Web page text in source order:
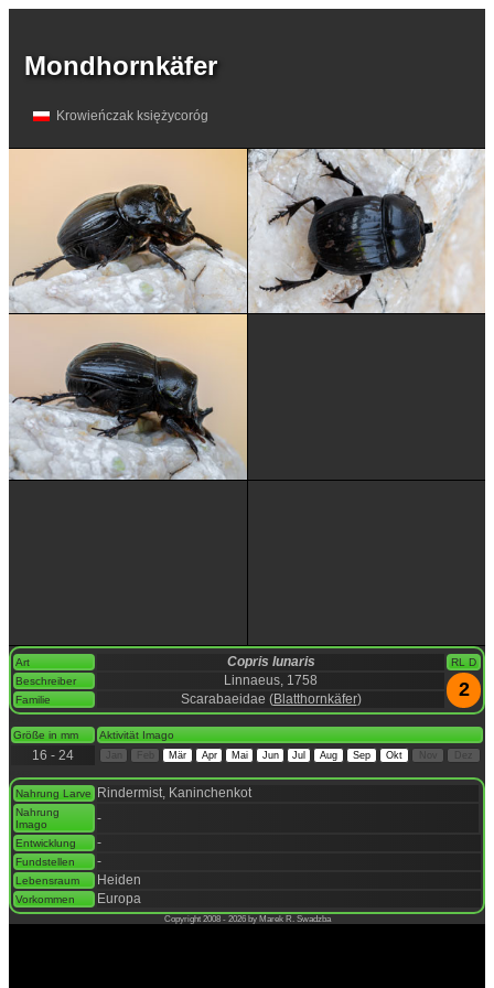
Mondhornkäfer
Krowieńczak księżycoróg
Art Copris lunaris
RL D
Beschreiber
Linnaeus, 1758 2
Familie Scarabaeidae (Blatthornkäfer)
Größe in mm Aktivität Imago
16 - 24 Mär Apr Mai Jun Jul Aug Sep Okt Dez
Nahrung Larve Rindermist, Kaninchenkot
Nahrung
Imago
-
Entwicklung -
Fundstellen -
Lebensraum Heiden
Vorkommen Europa
Copyright 2008 - 2026 by Marek R. Swadzba